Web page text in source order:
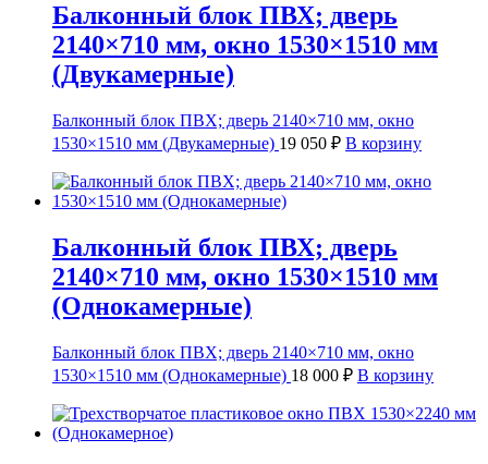
Балконный блок ПВХ; дверь
2140×710 мм, окно 1530×1510 мм
(Двукамерные)
Балконный блок ПВХ; дверь 2140×710 мм, окно
1530×1510 мм (Двукамерные) 19 050 ₽ В корзину
Балконный блок ПВХ; дверь
2140×710 мм, окно 1530×1510 мм
(Однокамерные)
Балконный блок ПВХ; дверь 2140×710 мм, окно
1530×1510 мм (Однокамерные) 18 000 ₽ В корзину